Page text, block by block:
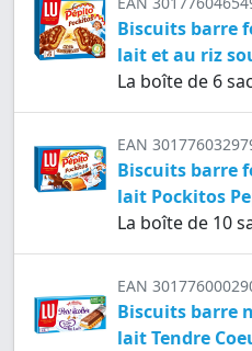
Biscuits barre
lait et au riz
La boîte de 6
EAN
Biscuits barre
lait Pockitos
La boîte de 10
EAN
Biscuits barre
lait Tendre